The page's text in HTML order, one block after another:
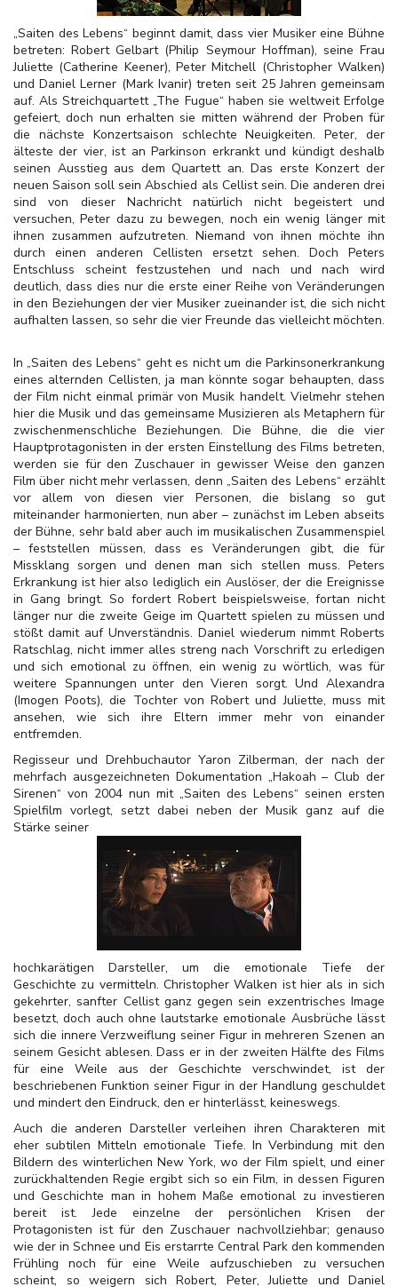
„Saiten des Lebens“ beginnt damit, dass vier Musiker eine Bühne
betreten: Robert Gelbart (Philip Seymour Hoffman), seine Frau
Juliette (Catherine Keener), Peter Mitchell (Christopher Walken)
und Daniel Lerner (Mark Ivanir) treten seit 25 Jahren gemeinsam
auf. Als Streichquartett „The Fugue“ haben sie weltweit Erfolge
gefeiert, doch nun erhalten sie mitten während der Proben für
die nächste Konzertsaison schlechte Neuigkeiten. Peter, der
älteste der vier, ist an Parkinson erkrankt und kündigt deshalb
seinen Ausstieg aus dem Quartett an. Das erste Konzert der
neuen Saison soll sein Abschied als Cellist sein. Die anderen drei
sind von dieser Nachricht natürlich nicht begeistert und
versuchen, Peter dazu zu bewegen, noch ein wenig länger mit
ihnen zusammen aufzutreten. Niemand von ihnen möchte ihn
durch einen anderen Cellisten ersetzt sehen. Doch Peters
Entschluss scheint festzustehen und nach und nach wird
deutlich, dass dies nur die erste einer Reihe von Veränderungen
in den Beziehungen der vier Musiker zueinander ist, die sich nicht
aufhalten lassen, so sehr die vier Freunde das vielleicht möchten.
In „Saiten des Lebens“ geht es nicht um die Parkinsonerkrankung
eines alternden Cellisten, ja man könnte sogar behaupten, dass
der Film nicht einmal primär von Musik handelt. Vielmehr stehen
hier die Musik und das gemeinsame Musizieren als Metaphern für
zwischenmenschliche Beziehungen. Die Bühne, die die vier
Hauptprotagonisten in der ersten Einstellung des Films betreten,
werden sie für den Zuschauer in gewisser Weise den ganzen
Film über nicht mehr verlassen, denn „Saiten des Lebens“ erzählt
vor allem von diesen vier Personen, die bislang so gut
miteinander harmonierten, nun aber – zunächst im Leben abseits
der Bühne, sehr bald aber auch im musikalischen Zusammenspiel
– feststellen müssen, dass es Veränderungen gibt, die für
Missklang sorgen und denen man sich stellen muss. Peters
Erkrankung ist hier also lediglich ein Auslöser, der die Ereignisse
in Gang bringt. So fordert Robert beispielsweise, fortan nicht
länger nur die zweite Geige im Quartett spielen zu müssen und
stößt damit auf Unverständnis. Daniel wiederum nimmt Roberts
Ratschlag, nicht immer alles streng nach Vorschrift zu erledigen
und sich emotional zu öffnen, ein wenig zu wörtlich, was für
weitere Spannungen unter den Vieren sorgt. Und Alexandra
(Imogen Poots), die Tochter von Robert und Juliette, muss mit
ansehen, wie sich ihre Eltern immer mehr von einander
entfremden.
Regisseur und Drehbuchautor Yaron Zilberman, der nach der
mehrfach ausgezeichneten Dokumentation „Hakoah – Club der
Sirenen“ von 2004 nun mit „Saiten des Lebens“ seinen ersten
Spielfilm vorlegt, setzt dabei neben der Musik ganz auf die
Stärke seiner
hochkarätigen Darsteller, um die emotionale Tiefe der
Geschichte zu vermitteln. Christopher Walken ist hier als in sich
gekehrter, sanfter Cellist ganz gegen sein exzentrisches Image
besetzt, doch auch ohne lautstarke emotionale Ausbrüche lässt
sich die innere Verzweiflung seiner Figur in mehreren Szenen an
seinem Gesicht ablesen. Dass er in der zweiten Hälfte des Films
für eine Weile aus der Geschichte verschwindet, ist der
beschriebenen Funktion seiner Figur in der Handlung geschuldet
und mindert den Eindruck, den er hinterlässt, keineswegs.
Auch die anderen Darsteller verleihen ihren Charakteren mit
eher subtilen Mitteln emotionale Tiefe. In Verbindung mit den
Bildern des winterlichen New York, wo der Film spielt, und einer
zurückhaltenden Regie ergibt sich so ein Film, in dessen Figuren
und Geschichte man in hohem Maße emotional zu investieren
bereit ist. Jede einzelne der persönlichen Krisen der
Protagonisten ist für den Zuschauer nachvollziehbar; genauso
wie der in Schnee und Eis erstarrte Central Park den kommenden
Frühling noch für eine Weile aufzuschieben zu versuchen
scheint, so weigern sich Robert, Peter, Juliette und Daniel